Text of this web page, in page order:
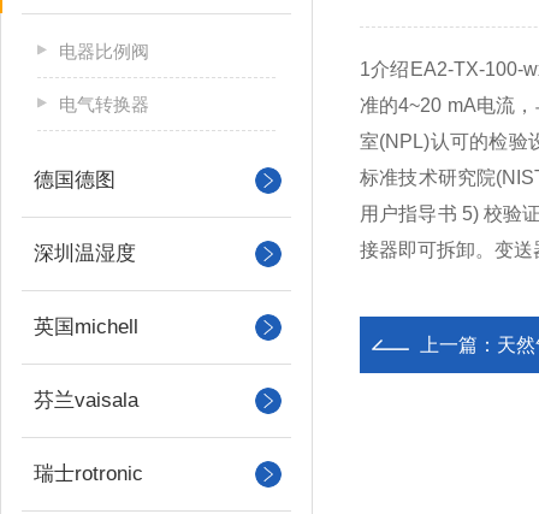
电器比例阀
电气转换器
德国德图
深圳温湿度
英国michell
芬兰vaisala
瑞士rotronic
1介绍EA2-TX-100-
准的4~20 mA电流
室(NPL)认可的检验
标准技术研究院
用户指导书 5) 校验
接器即可拆卸。变
上一篇： 天